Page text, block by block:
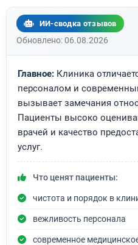
ИИ-сводка отзывов
Обновлено: 06.08.2026
Главное: Клиника
персоналом и
вызывает замечания
Пациенты высоко
врачей и качество
услуг.
Что ценят пациенты:
чистота и порядок в
вежливость персонала
современное